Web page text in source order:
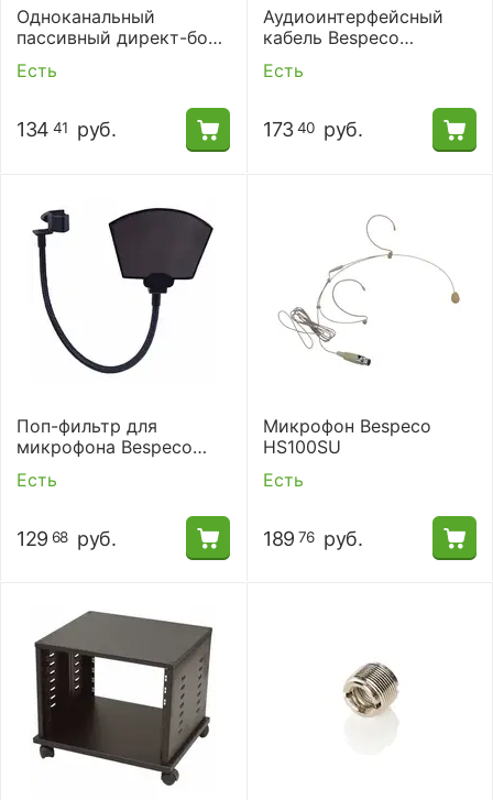
Одноканальный
пассивный директ-бокс
Есть
134 41 руб.
Аудиоинтерфейсный
кабель Bespeco
Есть
173 40 руб.
Поп-фильтр для
микрофона Bespeco
Есть
129 68 руб.
Микрофон Bespeco
HS100SU
Есть
189 76 руб.